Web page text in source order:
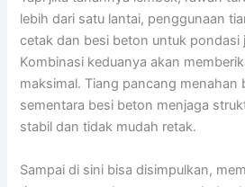
lebih dari satu lantai, penggunaan
cetak dan besi beton untuk pondasi
Kombinasi keduanya akan
maksimal. Tiang pancang menahan
sementara besi beton menjaga
stabil dan tidak mudah retak.
Sampai di sini bisa disimpulkan,